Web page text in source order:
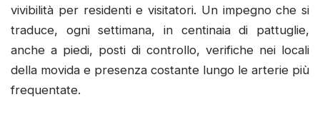
vivibilità per residenti e visitatori. Un impegno che si
traduce, ogni settimana, in centinaia di pattuglie,
anche a piedi, posti di controllo, verifiche nei locali
della movida e presenza costante lungo le arterie più
frequentate.